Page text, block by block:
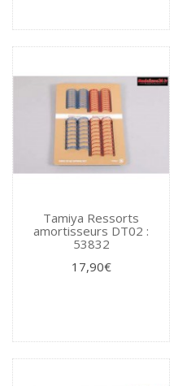
Tamiya Ressorts
amortisseurs DT02 :
53832
17,90€